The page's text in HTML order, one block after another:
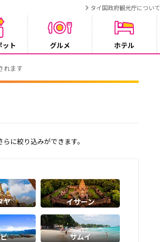
タイ国政府観光庁について
ット グルメ ホテル
れます
に絞り込みができます。
ヤ イサーン
サムイ